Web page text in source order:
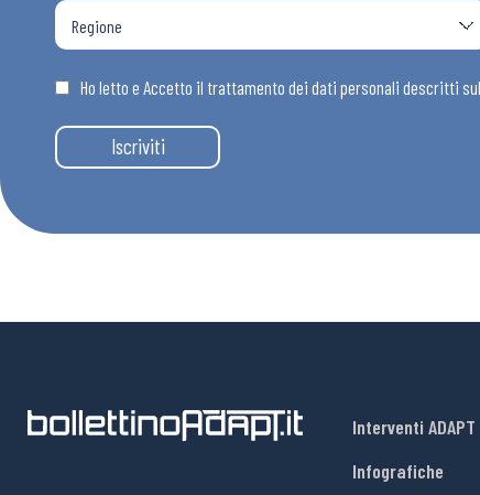
Ho letto e Accetto il trattamento dei dati personali descritti
Iscriviti
Interventi ADAPT
Infografiche